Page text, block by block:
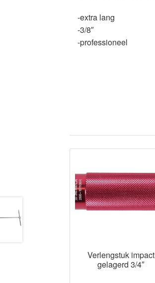
-extra lang
-3/8″
-professioneel
Verlengstuk impact
gelagerd 3/4″